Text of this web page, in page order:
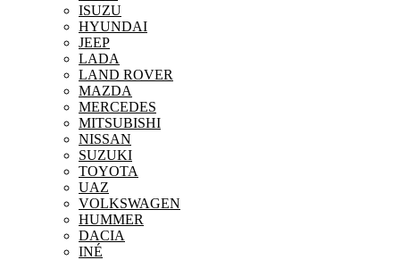
ISUZU
HYUNDAI
JEEP
LADA
LAND ROVER
MAZDA
MERCEDES
MITSUBISHI
NISSAN
SUZUKI
TOYOTA
UAZ
VOLKSWAGEN
HUMMER
DACIA
INÉ